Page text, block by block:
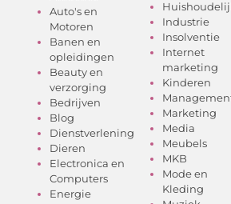
Auto's en
Motoren
Banen en
opleidingen
Beauty en
verzorging
Bedrijven
Blog
Dienstverlening
Dieren
Electronica en
Computers
Energie
Industrie
Insolventie
Internet
marketing
Kinderen
Marketing
Media
Meubels
MKB
Mode en
Kleding